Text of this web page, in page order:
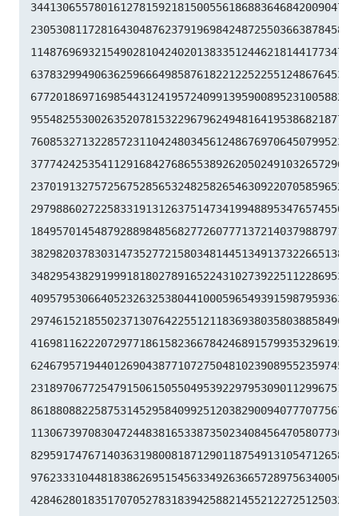
34413065578016127815921815005561868836468420090470
23053081172816430487623791969842487255036638784583
11487696932154902810424020138335124462181441773470
63783299490636259666498587618221225225512486764533
67720186971698544312419572409913959008952310058822
95548255300263520781532296796249481641953868218774
76085327132285723110424803456124867697064507995236
37774242535411291684276865538926205024910326572967
23701913275725675285653248258265463092207058596522
29798860272258331913126375147341994889534765745501
18495701454879288984856827726077713721403798879715
38298203783031473527721580348144513491373226651381
34829543829199918180278916522431027392251122869539
40957953066405232632538044100059654939159879593635
29746152185502371307642255121183693803580388584903
41698116222072977186158236678424689157993532961922
62467957194401269043877107275048102390895523597457
23189706772547915061505504953922979530901129967519
86188088225875314529584099251203829009407770775672
11306739708304724483816533873502340845647058077308
82959174767140363198008187129011875491310547126581
97623331044818386269515456334926366572897563400500
42846280183517070527831839425882145521227251250327